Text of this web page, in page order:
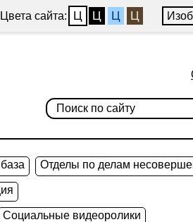
Цвета сайта: Ц Ц Ц Ц
Отделы по делам
Социальные видеоролики